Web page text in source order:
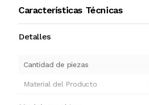
Características Técnicas
Detalles
Cantidad de piezas
Material del Producto